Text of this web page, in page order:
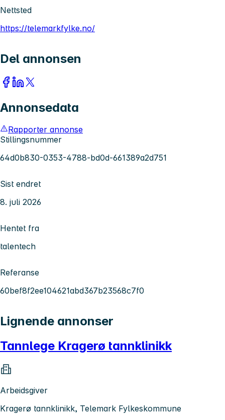
Nettsted
https://telemarkfylke.no/
Del annonsen
Annonsedata
Rapporter annonse
Stillingsnummer
64d0b830-0353-4788-bd0d-661389a2d751
Sist endret
8. juli 2026
Hentet fra
talentech
Referanse
60bef8f2ee104621abd367b23568c7f0
Lignende annonser
Tannlege Kragerø tannklinikk
Arbeidsgiver
Kragerø tannklinikk, Telemark Fylkeskommune